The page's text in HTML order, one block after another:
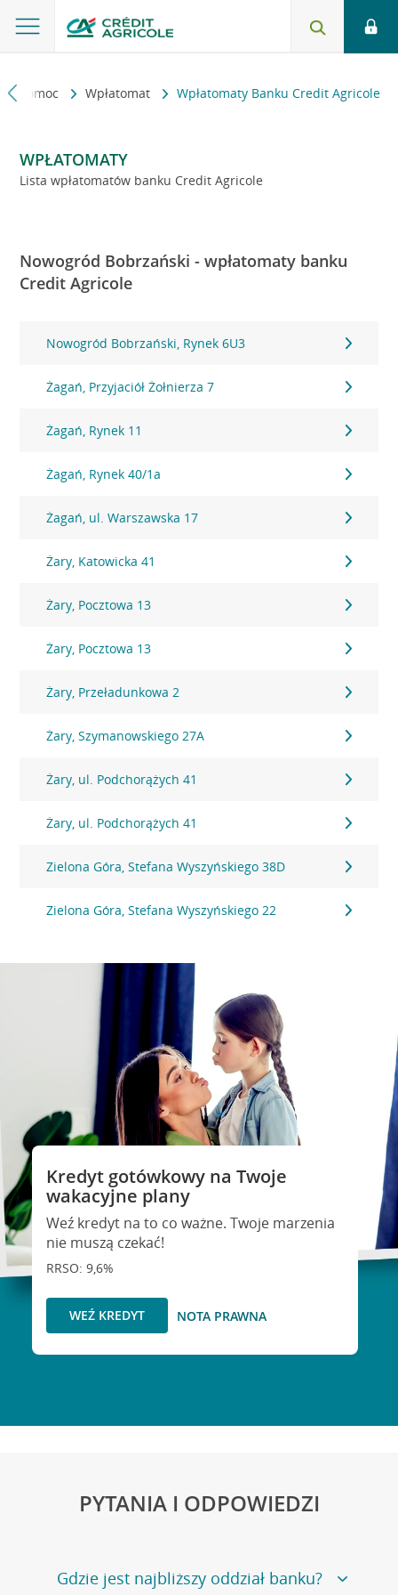
i pomoc Wpłatomat Wpłatomaty Banku Credit Agricole
WPŁATOMATY
Lista wpłatomatów banku Credit Agricole
Nowogród Bobrzański - wpłatomaty banku
Credit Agricole
Nowogród Bobrzański, Rynek 6U3
Żagań, Przyjaciół Żołnierza 7
Żagań, Rynek 11
Żagań, Rynek 40/1a
Żagań, ul. Warszawska 17
Żary, Katowicka 41
Żary, Pocztowa 13
Żary, Pocztowa 13
Żary, Przeładunkowa 2
Żary, Szymanowskiego 27A
Żary, ul. Podchorążych 41
Żary, ul. Podchorążych 41
Zielona Góra, Stefana Wyszyńskiego 38D
Zielona Góra, Stefana Wyszyńskiego 22
Kredyt gotówkowy na Twoje
wakacyjne plany
Weź kredyt na to co ważne. Twoje marzenia
nie muszą czekać!
RRSO: 9,6%
WEŹ KREDYT NOTA PRAWNA
PYTANIA I ODPOWIEDZI
Gdzie jest najbliższy oddział banku?